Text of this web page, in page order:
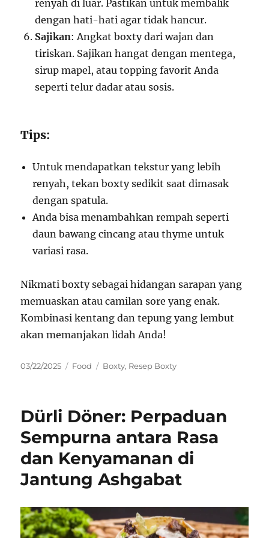
renyah di luar. Pastikan untuk membalik
dengan hati-hati agar tidak hancur.
Sajikan: Angkat boxty dari wajan dan
tiriskan. Sajikan hangat dengan mentega,
sirup mapel, atau topping favorit Anda
seperti telur dadar atau sosis.
Tips:
Untuk mendapatkan tekstur yang lebih
renyah, tekan boxty sedikit saat dimasak
dengan spatula.
Anda bisa menambahkan rempah seperti
daun bawang cincang atau thyme untuk
variasi rasa.
Nikmati boxty sebagai hidangan sarapan yang
memuaskan atau camilan sore yang enak.
Kombinasi kentang dan tepung yang lembut
akan memanjakan lidah Anda!
Posted
03/22/2025 Categories
Food Tags
Boxty, Resep Boxty
Dürli Döner: Perpaduan
Sempurna antara Rasa
dan Kenyamanan di
Jantung Ashgabat